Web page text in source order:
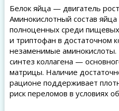
Белок яйца — двигатель
Аминокислотный состав
полноценных среди пищевых
и триптофан в достаточном
незаменимые
синтез коллагена —
матрицы. Наличие
рационе поддерживает
риск переломов в условиях